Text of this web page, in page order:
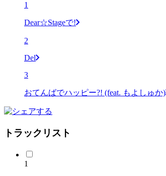
1
Dear☆Stageで!
2
Del
3
おてんばでハッピー?! (feat. もよしゅか)
トラックリスト
1